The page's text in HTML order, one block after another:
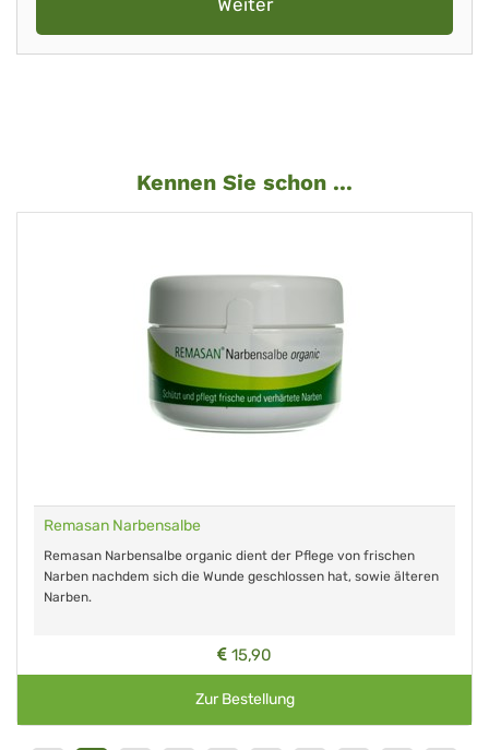
Weiter
Kennen Sie schon ...
Remasan Narbensalbe
Remasan Narbensalbe organic dient der Pflege von frischen
Narben nachdem sich die Wunde geschlossen hat, sowie älteren
Narben.
15,90
Zur Bestellung